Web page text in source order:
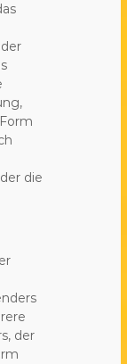
die
der